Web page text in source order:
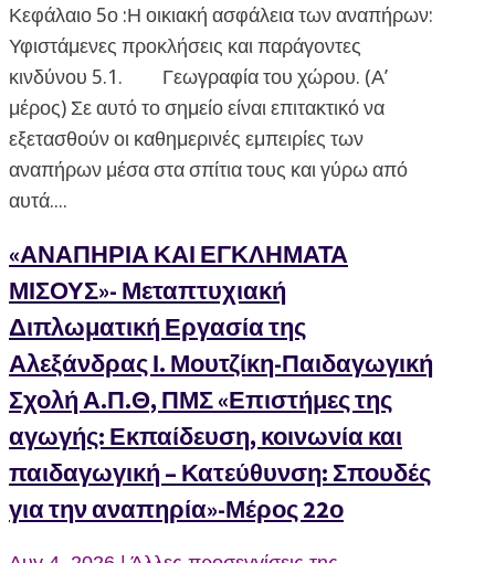
Κεφάλαιο 5ο :Η οικιακή ασφάλεια των αναπήρων:
Υφιστάμενες προκλήσεις και παράγοντες
κινδύνου 5.1. Γεωγραφία του χώρου. (Α’
μέρος) Σε αυτό το σημείο είναι επιτακτικό να
εξετασθούν οι καθημερινές εμπειρίες των
αναπήρων μέσα στα σπίτια τους και γύρω από
αυτά....
«ΑΝΑΠΗΡΙΑ ΚΑΙ ΕΓΚΛΗΜΑΤΑ
ΜΙΣΟΥΣ»- Μεταπτυχιακή
Διπλωματική Εργασία της
Αλεξάνδρας Ι. Μουτζίκη-Παιδαγωγική
Σχολή Α.Π.Θ, ΠΜΣ «Επιστήμες της
αγωγής: Εκπαίδευση, κοινωνία και
παιδαγωγική – Κατεύθυνση: Σπουδές
για την αναπηρία»-Μέρος 22ο